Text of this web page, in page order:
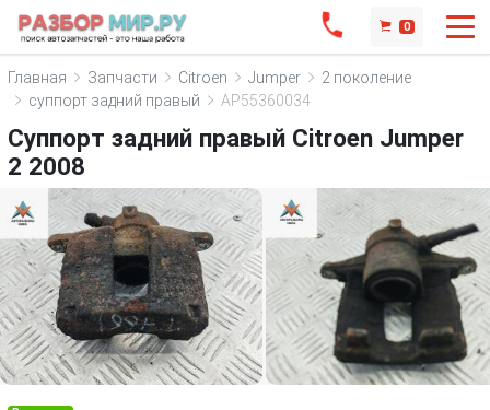
0
Главная Запчасти Citroen Jumper
2 поколение
суппорт задний правый
AP55360034
Суппорт задний правый Citroen Jumper
2 2008